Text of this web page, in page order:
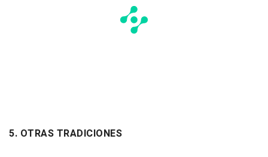
5. OTRAS TRADICIONES